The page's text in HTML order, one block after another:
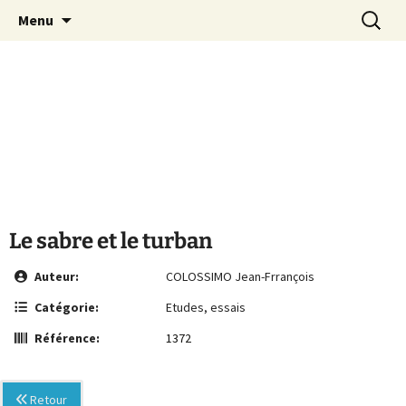
MCA Vienne
Le site de la Maison de la Culture
Arménienne de Vienne
Menu
Le sabre et le turban
Auteur:
COLOSSIMO Jean-Frrançois
Catégorie:
Etudes, essais
Référence:
1372
Retour